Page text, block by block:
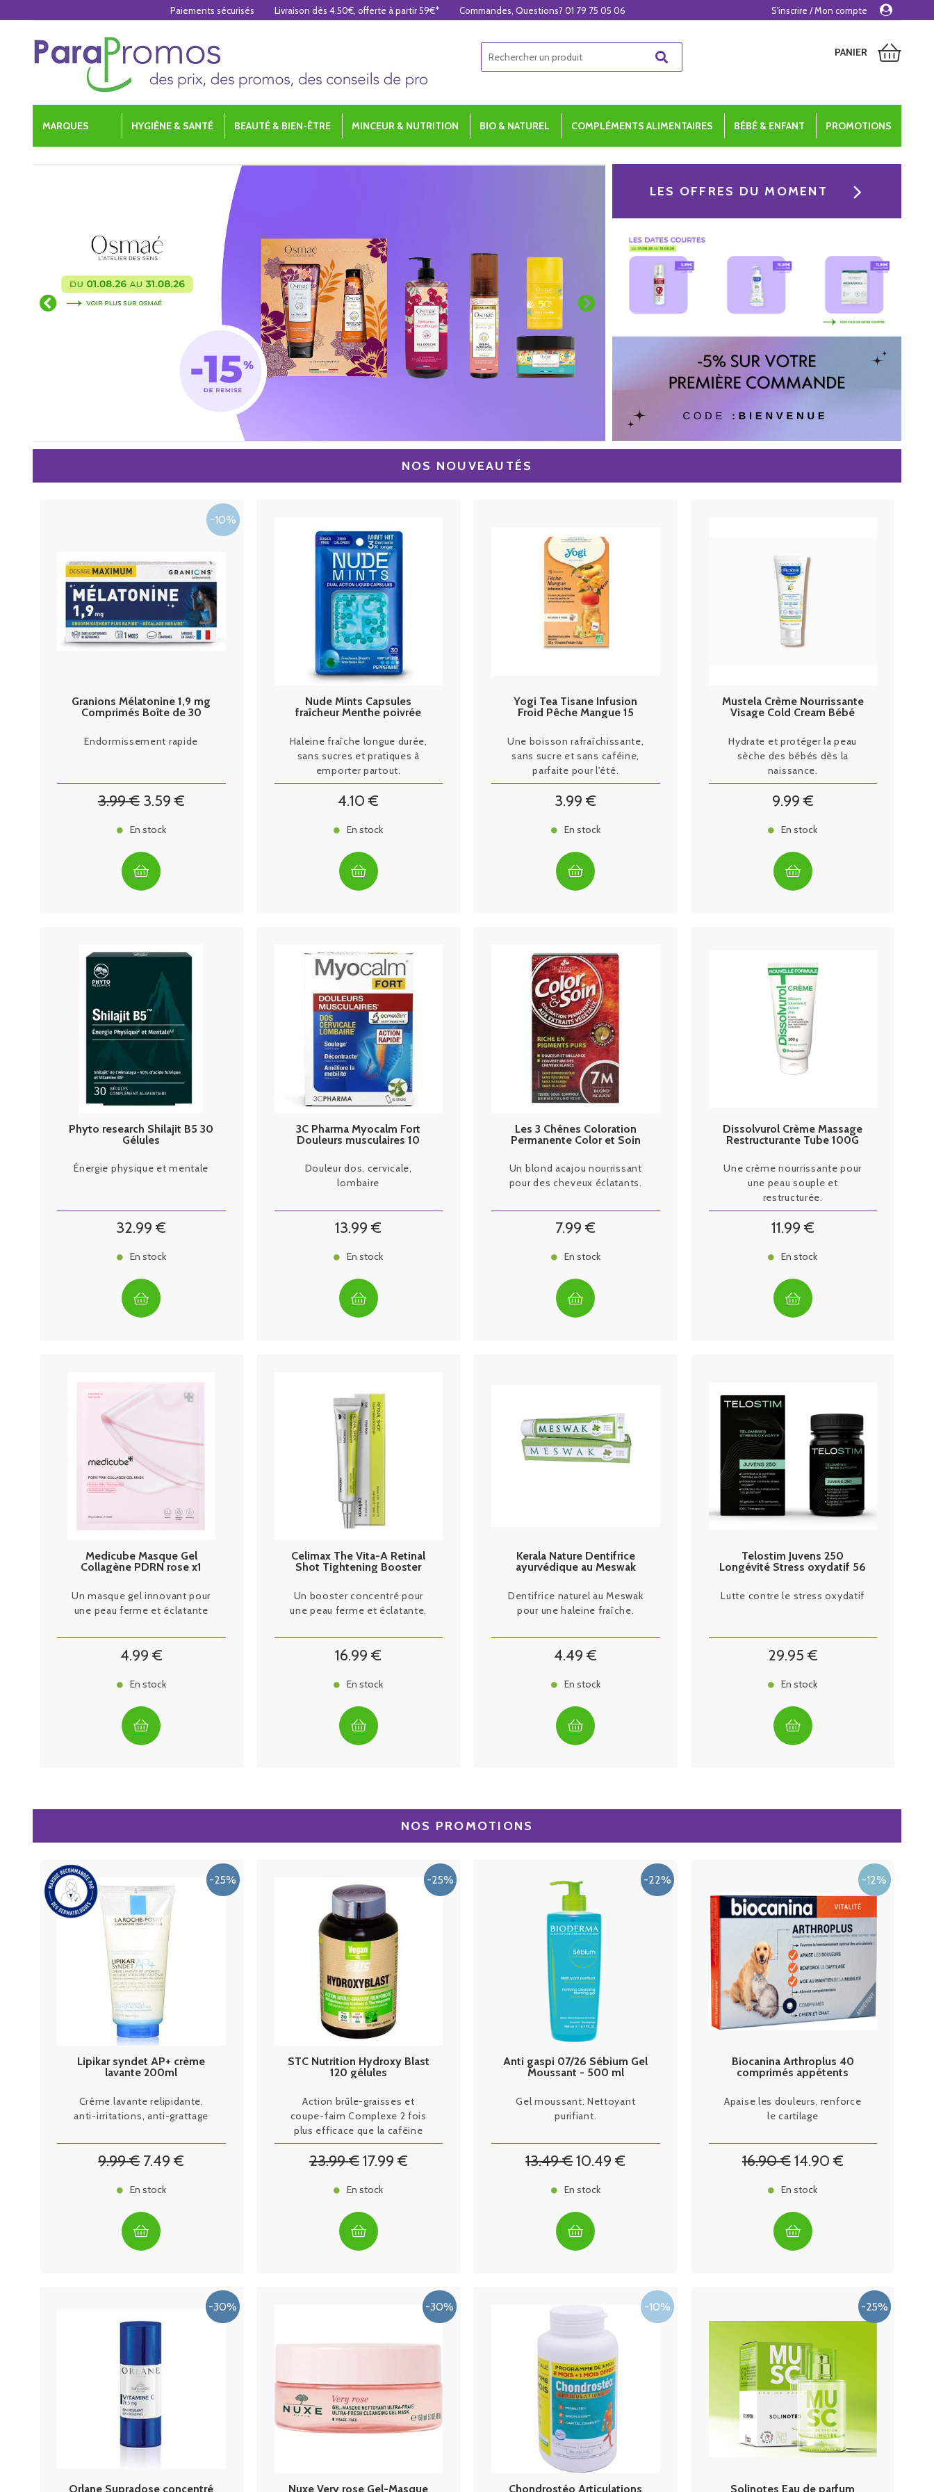
PANIER
MARQUES HYGIÈNE & SANTÉ BEAUTÉ & BIEN-ÊTRE MINCEUR & NUTRITION BIO & NATUREL COMPLÉMENTS ALIMENTAIRES BÉBÉ & ENFANT PROMOTIONS
LES OFFRES DU MOMENT
NOS NOUVEAUTÉS
Granions Mélatonine 1,9 mg
Comprimés Boîte de 30
Endormissement rapide
3.99€ 3.59 €
En stock
Nude Mints Capsules
fraîcheur Menthe poivrée
Haleine fraîche longue durée,
sans sucres et pratiques à
emporter partout.
4.10 €
En stock
Yogi Tea Tisane Infusion
Froid Pêche Mangue 15
Une boisson rafraîchissante,
sans sucre et sans caféine,
parfaite pour l'été.
3.99 €
En stock
Mustela Crème Nourrissante
Visage Cold Cream Bébé
Hydrate et protéger la peau
sèche des bébés dès la
naissance.
9.99 €
En stock
Phyto research Shilajit B5 30
Gélules
Énergie physique et mentale
32.99 €
En stock
3C Pharma Myocalm Fort
Douleurs musculaires 10
Douleur dos, cervicale,
lombaire
13.99 €
En stock
Les 3 Chênes Coloration
Permanente Color et Soin
Un blond acajou nourrissant
pour des cheveux éclatants.
7.99 €
En stock
Dissolvurol Crème Massage
Restructurante Tube 100G
Une crème nourrissante pour
une peau souple et
restructurée.
11.99 €
En stock
Medicube Masque Gel
Collagène PDRN rose x1
Un masque gel innovant pour
une peau ferme et éclatante
4.99 €
En stock
Celimax The Vita-A Retinal
Shot Tightening Booster
Un booster concentré pour
une peau ferme et éclatante.
16.99 €
En stock
Kerala Nature Dentifrice
ayurvédique au Meswak
Dentifrice naturel au Meswak
pour une haleine fraîche.
4.49 €
En stock
Telostim Juvens 250
Longévité Stress oxydatif 56
Lutte contre le stress oxydatif
29.95 €
En stock
NOS PROMOTIONS
Lipikar syndet AP+ crème
lavante 200ml
Crème lavante relipidante,
anti-irritations, anti-grattage
9.99€ 7.49 €
En stock
STC Nutrition Hydroxy Blast
120 gélules
Action brûle-graisses et
coupe-faim Complexe 2 fois
plus efficace que la caféine
23.99€17.99 €
En stock
Anti gaspi 07/26 Sébium Gel
Moussant - 500 ml
Gel moussant. Nettoyant
purifiant.
13.49€10.49 €
En stock
Biocanina Arthroplus 40
comprimés appétents
Apaise les douleurs, renforce
le cartilage
16.90€14.90 €
En stock
Orlane Supradose concentré Nuxe Very rose Gel-Masque Chondrostéo Articulations Solinotes Eau de parfum
Paiements sécurisés Livraison dès 4.50€, offerte à partir 59€* Commandes, Questions? 01 79 75 05 06 S'inscrire / Mon compte